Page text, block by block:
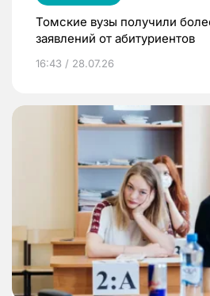
Томские вузы получили
заявлений от абитуриентов
16:43 / 28.07.26